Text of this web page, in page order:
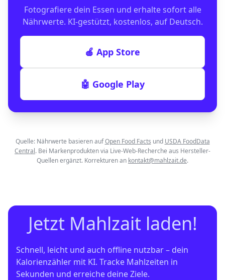
Fotografiere dein Essen und erhalte sofort alle
Nährwerte. KI-gestützt, kostenlos, auf Deutsch.
🍎 App Store
🤖 Google Play
Quelle: Nährwerte basieren auf Open Food Facts und USDA FoodData
Central. Bei Markenprodukten via Live-Web-Recherche aus Hersteller-
Quellen ergänzt. Korrekturen an kontakt@mahlzait.de.
Jetzt Mahlzait laden!
Schnell, leicht und auch offline nutzbar – dein
Kalorienzähler mit KI. Tracke Mahlzeiten in
Sekunden und erreiche deine Ziele.